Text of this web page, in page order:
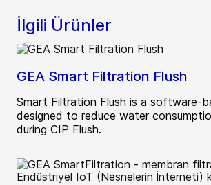
İlgili Ürünler
GEA Smart Filtration Flush
Smart Filtration Flush is a software-
designed to reduce water
during CIP Flush.